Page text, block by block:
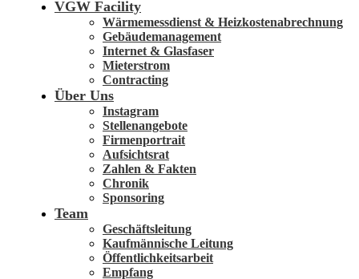
VGW Facility
Wärmemessdienst & Heizkostenabrechnung
Gebäudemanagement
Internet & Glasfaser
Mieterstrom
Contracting
Über Uns
Instagram
Stellenangebote
Firmenportrait
Aufsichtsrat
Zahlen & Fakten
Chronik
Sponsoring
Team
Ge­schäfts­lei­tung
Kauf­män­nische Lei­tung
Öffent­lich­keits­­arbeit
Empfang